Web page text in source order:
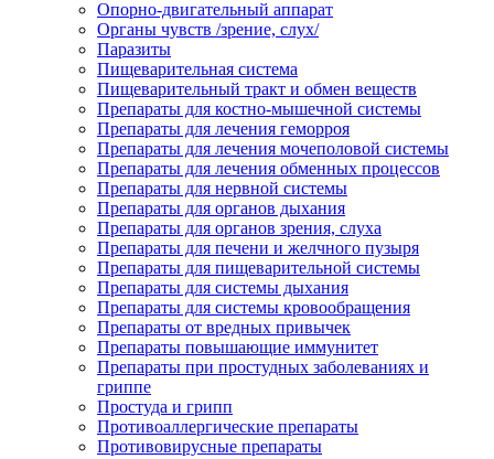
Опорно-двигательный аппарат
Органы чувств /зрение, слух/
Паразиты
Пищеварительная система
Пищеварительный тракт и обмен веществ
Препараты для костно-мышечной системы
Препараты для лечения геморроя
Препараты для лечения мочеполовой системы
Препараты для лечения обменных процессов
Препараты для нервной системы
Препараты для органов дыхания
Препараты для органов зрения, слуха
Препараты для печени и желчного пузыря
Препараты для пищеварительной системы
Препараты для системы дыхания
Препараты для системы кровообращения
Препараты от вредных привычек
Препараты повышающие иммунитет
Препараты при простудных заболеваниях и
гриппе
Простуда и грипп
Противоаллергические препараты
Противовирусные препараты